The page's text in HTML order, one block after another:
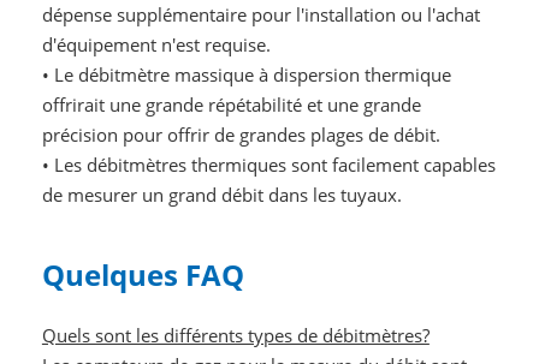
dépense supplémentaire pour l'installation ou l'achat
d'équipement n'est requise.
• Le débitmètre massique à dispersion thermique
offrirait une grande répétabilité et une grande
précision pour offrir de grandes plages de débit.
• Les débitmètres thermiques sont facilement capables
de mesurer un grand débit dans les tuyaux.
Quelques FAQ
Quels sont les différents types de débitmètres?